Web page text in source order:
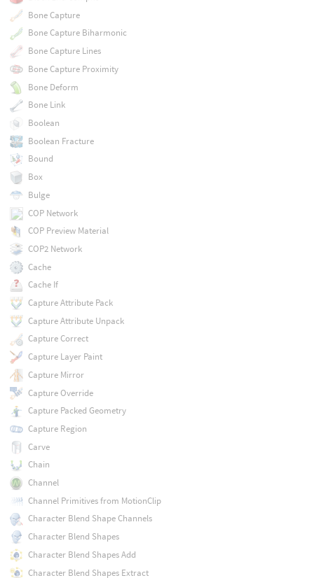
Bone Capture
Bone Capture Biharmonic
Bone Capture Lines
Bone Capture Proximity
Bone Deform
Bone Link
Boolean
Boolean Fracture
Bound
Box
Bulge
COP Network
COP Preview Material
COP2 Network
Cache
Cache If
Capture Attribute Pack
Capture Attribute Unpack
Capture Correct
Capture Layer Paint
Capture Mirror
Capture Override
Capture Packed Geometry
Capture Region
Carve
Chain
Channel
Channel Primitives from MotionClip
Character Blend Shape Channels
Character Blend Shapes
Character Blend Shapes Add
Character Blend Shapes Extract